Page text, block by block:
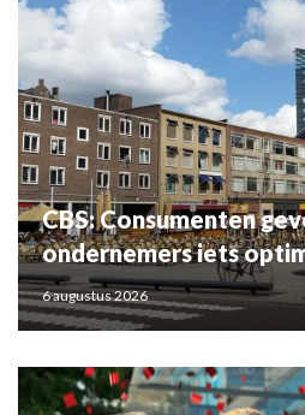
CBS: Consumenten
ondernemers iets
6 augustus 2026